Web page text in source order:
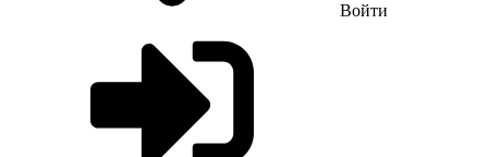
Войти